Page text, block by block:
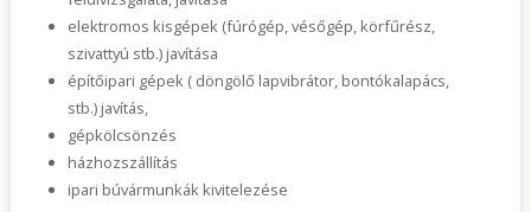
elektromos kisgépek (fúrógép, vésőgép, körfűrész,
szivattyú stb.) javítása
építőipari gépek ( döngölő lapvibrátor, bontókalapács,
stb.) javítás,
gépkölcsönzés
házhozszállítás
ipari búvármunkák kivitelezése